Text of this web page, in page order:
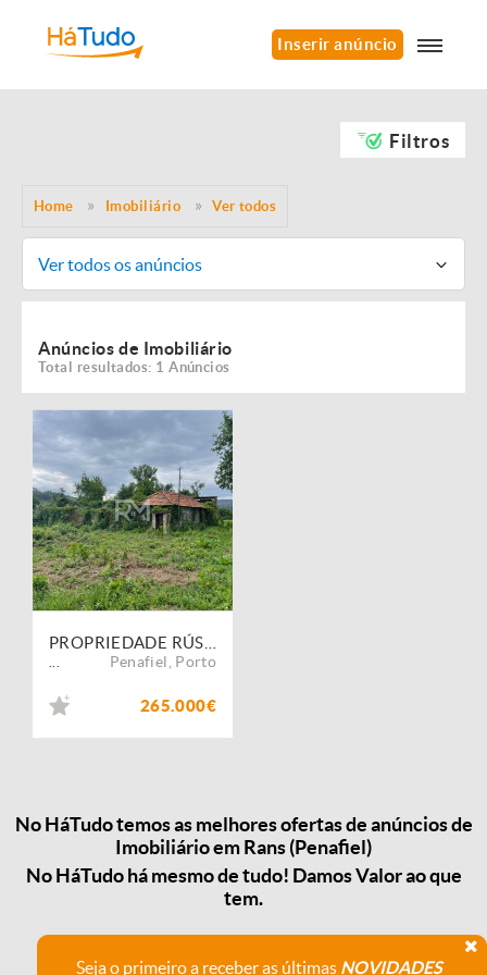
Inserir anúncio
Filtros
Home Imobiliário Ver todos
Ver todos os anúncios
Anúncios de Imobiliário
Total resultados: 1 Anúncios
Penafiel Porto
265.000€
No HáTudo temos as melhores ofertas de anúncios de
Imobiliário em Rans (Penafiel)
No HáTudo há mesmo de tudo! Damos Valor ao que
tem.
Seja o primeiro a receber as últimas NOVIDADES